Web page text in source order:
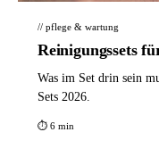
// pflege & wartung
Reinigungssets
Was im Set drin sein
Sets 2026.
⏱ 6 min